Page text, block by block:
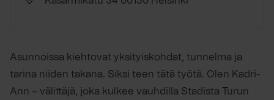
Asunnoissa kiehtovat yksityiskohdat, tunnelma ja
tarina niiden takana. Siksi teen tätä työtä. Olen Kadri-
Ann – välittäjä, joka kulkee vauhdilla Stadista Turun